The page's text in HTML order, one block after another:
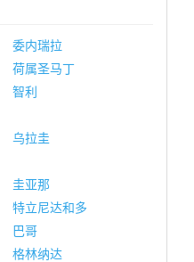
委内瑞拉
荷属圣马丁
智利
乌拉圭
圭亚那
特立尼达和多
巴哥
格林纳达